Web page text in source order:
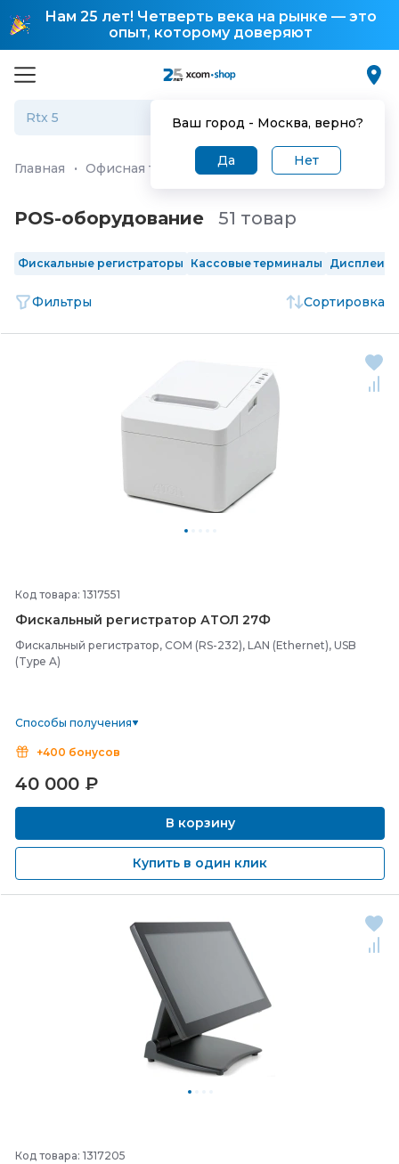
Нам 25 лет! Четверть века на рынке — это
опыт, которому доверяют
Ваш город - Москва, верно?
Да Нет
Главная · Офисная техника и мебель Торговое
POS-оборудование 51 товар
Фискальные регистраторы Кассовые терминалы Дисплеи
Фильтры Сортировка
Код товара: 1317551
Фискальный регистратор АТОЛ 27Ф
Фискальный регистратор, COM (RS-232), LAN (Ethernet), USB
(Type A)
Способы получения
+400 бонусов
40 000 ₽
В корзину
Купить в один клик
Код товара: 1317205